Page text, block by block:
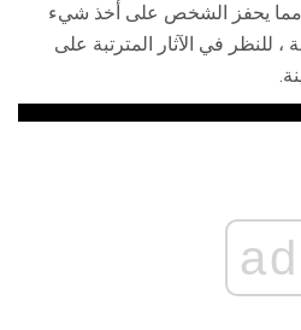
مما يحفز الشخص على أخذ شيء
في الآثار المترتبة على
ad